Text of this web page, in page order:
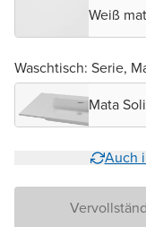
Weiß
Waschtisch: Serie,
Mata
Auch